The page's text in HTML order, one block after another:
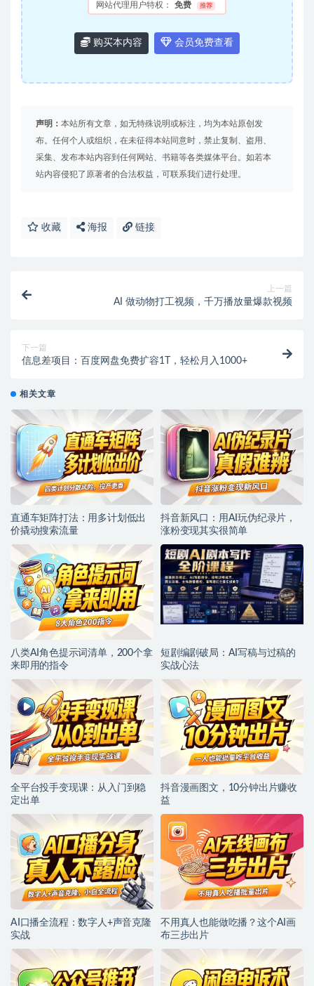
网站代理用户特权： 免费 推荐
购买本内容 会员免费查看
声明： 本站所有文章，如无特殊说明或标注，均为本站原创发
布。任何个人或组织，在未征得本站同意时，禁止复制、盗用、
采集、发布本站内容到任何网站、书籍等各类媒体平台。如若本
站内容侵犯了原著者的合法权益，可联系我们进行处理。
收藏 海报 链接
上一篇
AI 做动物打工视频，千万播放量爆款视频
下一篇
信息差项目：百度网盘免费扩容1T，轻松月入1000+
相关文章
直通车矩阵打法：用多计划低出
价撬动搜索流量
抖音新风口：用AI玩伪纪录片，
涨粉变现其实很简单
八类AI角色提示词清单，200个拿
来即用的指令
短剧编剧破局：AI写稿与过稿的
实战心法
全平台投手变现课：从入门到稳
定出单
抖音漫画图文，10分钟出片赚收
益
AI口播全流程：数字人+声音克隆
实战
不用真人也能做吃播？这个AI画
布三步出片